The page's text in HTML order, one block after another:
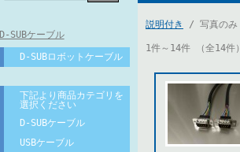
D-SUBケーブル
D-SUBロボットケーブル
下記より商品カテゴリを
選択ください
D-SUBケーブル
USBケーブル
説明付き / 写真のみ
1件～14件 （全14件）